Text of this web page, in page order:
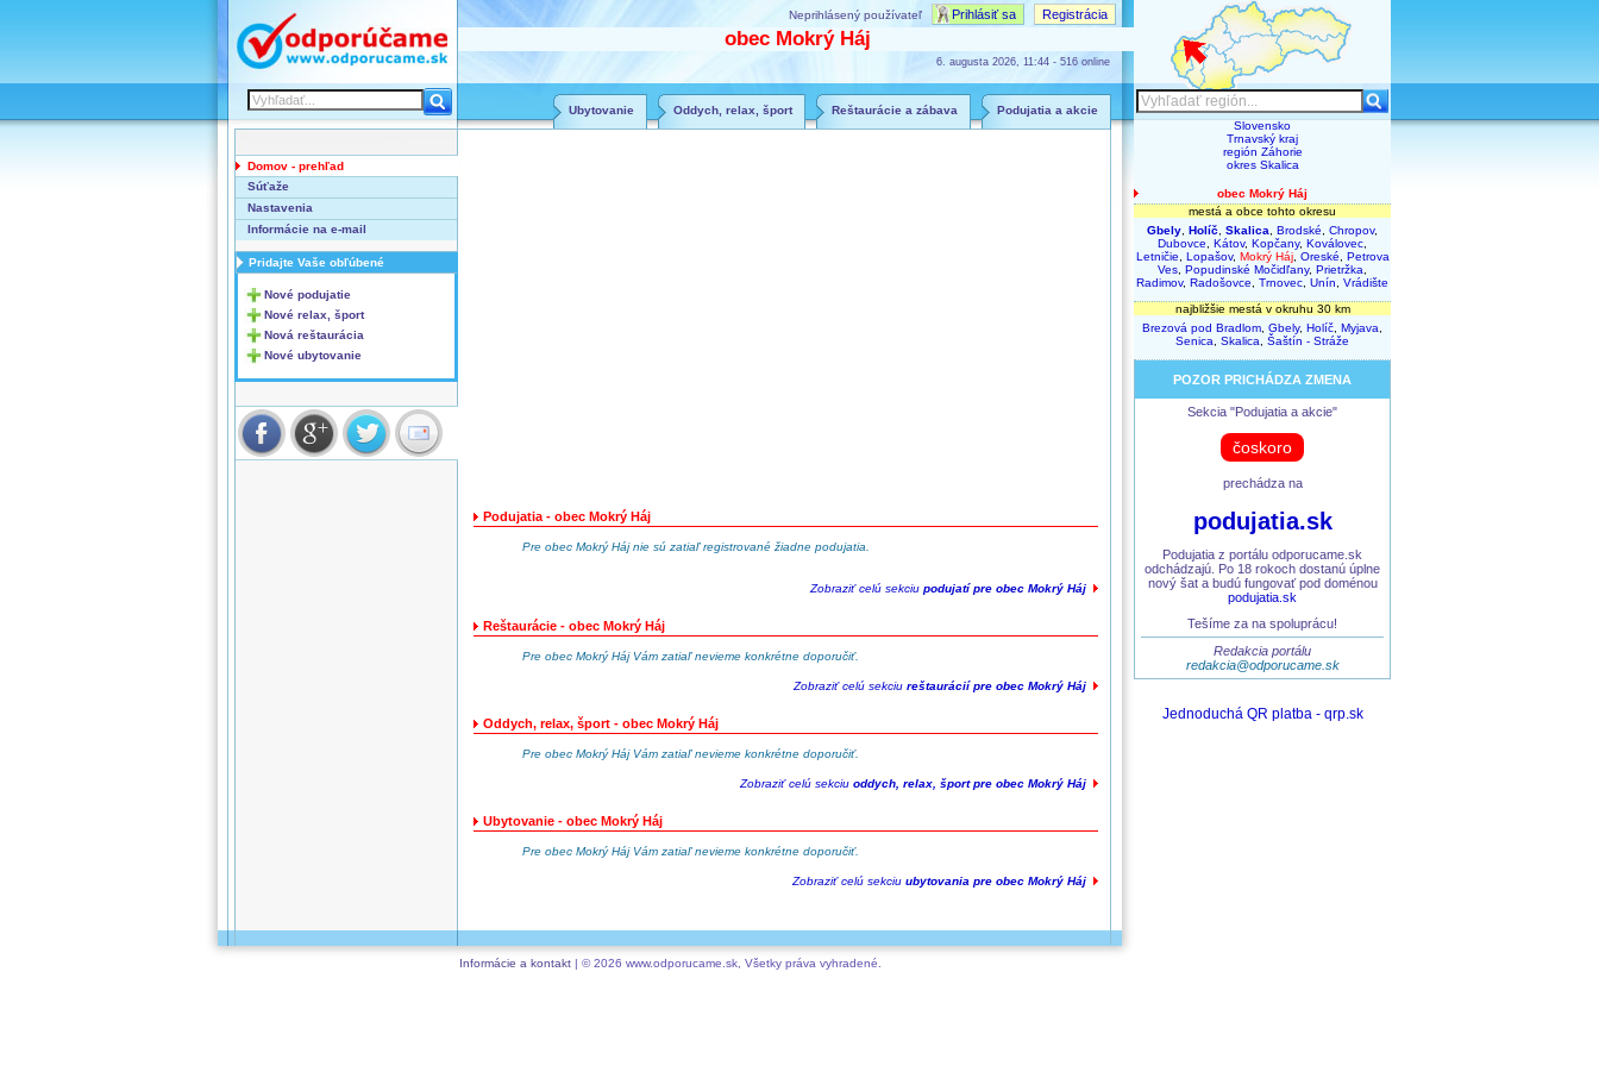
Neprihlásený používateľ Prihlásiť sa Registrácia
obec Mokrý Háj
6. augusta 2026, 11:44 - 516 online
Podujatia a akcie
Reštaurácie a zábava
Oddych, relax, šport
Ubytovanie
Domov - prehľad
Súťaže
Nastavenia
Informácie na e-mail
Pridajte Vaše obľúbené
Nové podujatie
Nové relax, šport
Nová reštaurácia
Nové ubytovanie
Podujatia - obec Mokrý Háj
Pre obec Mokrý Háj nie sú zatiaľ registrované žiadne podujatia.
Zobraziť celú sekciu podujatí pre obec Mokrý Háj
Reštaurácie - obec Mokrý Háj
Pre obec Mokrý Háj Vám zatiaľ nevieme konkrétne doporučiť.
Zobraziť celú sekciu reštaurácií pre obec Mokrý Háj
Oddych, relax, šport - obec Mokrý Háj
Pre obec Mokrý Háj Vám zatiaľ nevieme konkrétne doporučiť.
Zobraziť celú sekciu oddych, relax, šport pre obec Mokrý Háj
Ubytovanie - obec Mokrý Háj
Pre obec Mokrý Háj Vám zatiaľ nevieme konkrétne doporučiť.
Zobraziť celú sekciu ubytovania pre obec Mokrý Háj
Informácie a kontakt| © 2026 www.odporucame.sk, Všetky práva vyhradené.
Slovensko
Trnavský kraj
región Záhorie
okres Skalica
obec Mokrý Háj
mestá a obce tohto okresu
Gbely Holíč Skalica Brodské Chropov,
Dubovce
Kátov, Kopčany, Koválovec
Letničie
Lopašov, Mokrý Háj, Oreské
Petrova
Ves Popudinské Močidľany, Prietržka
Radimov, Radošovce Trnovec Unín
Vrádište
najbližšie mestá v okruhu 30 km
Brezová pod Bradlom Gbely, Holíč Myjava
Senica
Skalica Šaštín - Stráže
POZOR PRICHÁDZA ZMENA
Sekcia "Podujatia a akcie"
čoskoro
prechádza na
podujatia.sk
Podujatia z portálu odporucame.sk
odchádzajú. Po 18 rokoch dostanú úplne
nový šat a budú fungovať pod doménou
podujatia.sk
Tešíme za na spoluprácu!
Redakcia portálu
redakcia@odporucame.sk
Jednoduchá QR platba - qrp.sk